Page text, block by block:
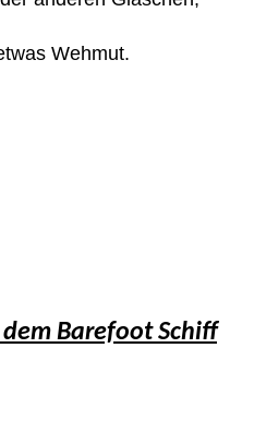
Wehmut.
Barefoot Schiff